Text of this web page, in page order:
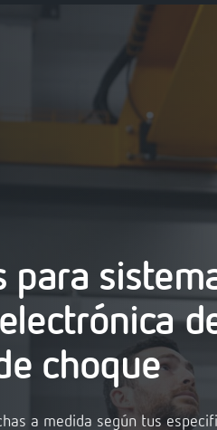
para
choque
a medida según tus